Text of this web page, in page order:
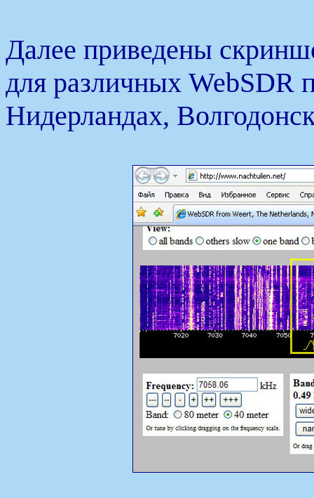
Далее приведены
для различных WebSDR
Нидерландах,